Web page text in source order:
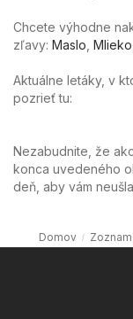
Chcete výhodne
zľavy: Maslo Mlieko
Aktuálne letáky, v
pozrieť tu:
Nezabudnite, že
konca uvedeného
deň, aby vám
Domov